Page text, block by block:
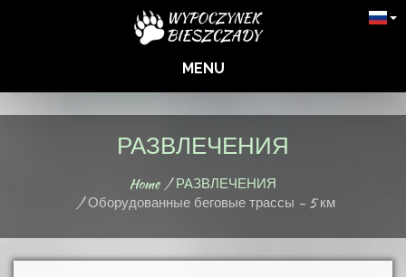
MENU
РАЗВЛЕЧЕНИЯ
Home
РАЗВЛЕЧЕНИЯ
Оборудованные беговые трассы - 5 км